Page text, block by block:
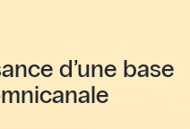
d’une base